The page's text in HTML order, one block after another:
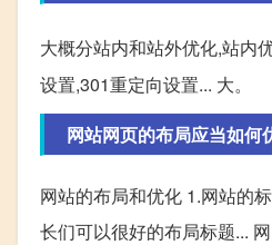
大概分站内和站外优化,站内
设置,301重定向设置... 大。
网站网页的布局应当如何
网站的布局和优化 1.网站的
长们可以很好的布局标题... 网